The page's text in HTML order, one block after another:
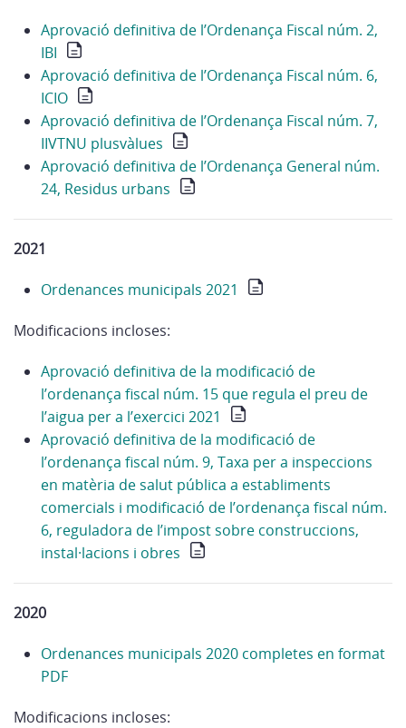
Aprovació definitiva de l’Ordenança Fiscal núm. 2,
IBI
Aprovació definitiva de l’Ordenança Fiscal núm. 6,
ICIO
Aprovació definitiva de l’Ordenança Fiscal núm. 7,
IIVTNU plusvàlues
Aprovació definitiva de l’Ordenança General núm.
24, Residus urbans
2021
Ordenances municipals 2021
Modificacions incloses:
Aprovació definitiva de la modificació de
l’ordenança fiscal núm. 15 que regula el preu de
l’aigua per a l’exercici 2021
Aprovació definitiva de la modificació de
l’ordenança fiscal núm. 9, Taxa per a inspeccions
en matèria de salut pública a establiments
comercials i modificació de l’ordenança fiscal núm.
6, reguladora de l’impost sobre construccions,
instal·lacions i obres
2020
Ordenances municipals 2020 completes en format
PDF
Modificacions incloses: